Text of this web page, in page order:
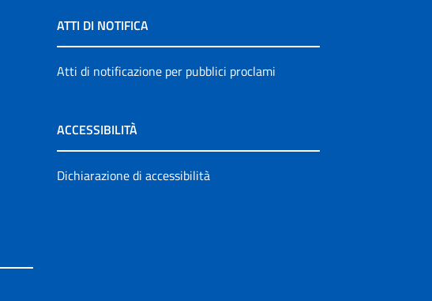
ATTI DI NOTIFICA
Atti di notificazione per pubblici proclami
ACCESSIBILITÀ
Dichiarazione di accessibilità